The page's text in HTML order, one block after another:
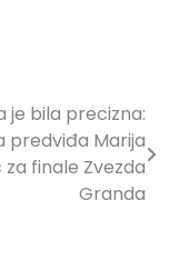
je bila precizna:
predviđa Marija
za finale Zvezda
Granda